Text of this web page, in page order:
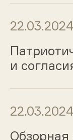
22.03.2024
и
22.03.2024
Обзорная